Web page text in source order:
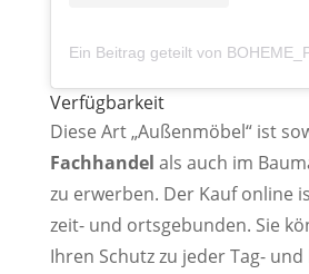
Verfügbarkeit
Diese Art „Außenmöbel“ ist
Fachhandel als auch im
zu erwerben. Der Kauf online
zeit- und ortsgebunden. Sie
Ihren Schutz zu jeder Tag-